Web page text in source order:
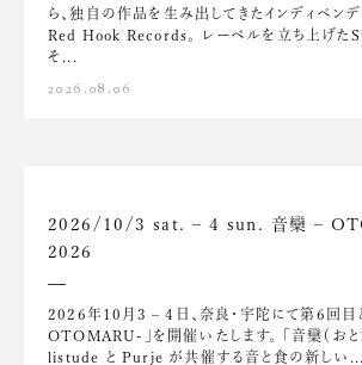
ら、独自の作品を生み出してきたインディペンデ
Red Hook Records。 レーベルを立ち上げた
そ...
2026.08.06
2026/10/3 sat. – 4 sun. 音欒 –
2026
2026年10月3 – 4日、奈良・宇陀にて第6回目
OTOMARU-」を開催いたします。 「音欒（おとま
listude と Purje が共催する音と食の新しい...